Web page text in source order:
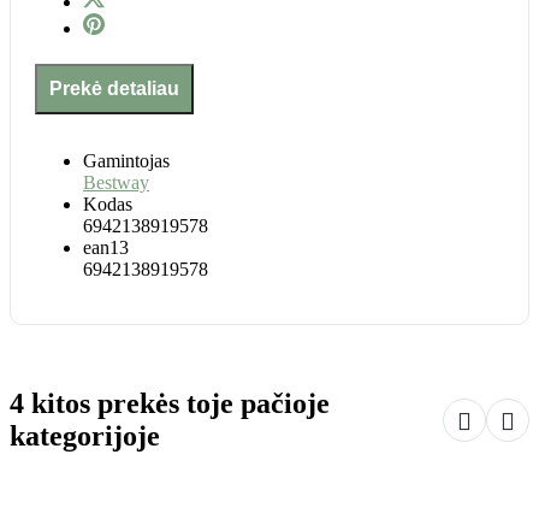
Prekė detaliau
Gamintojas
Bestway
Kodas
6942138919578
ean13
6942138919578
4 kitos prekės toje pačioje
kategorijoje
 